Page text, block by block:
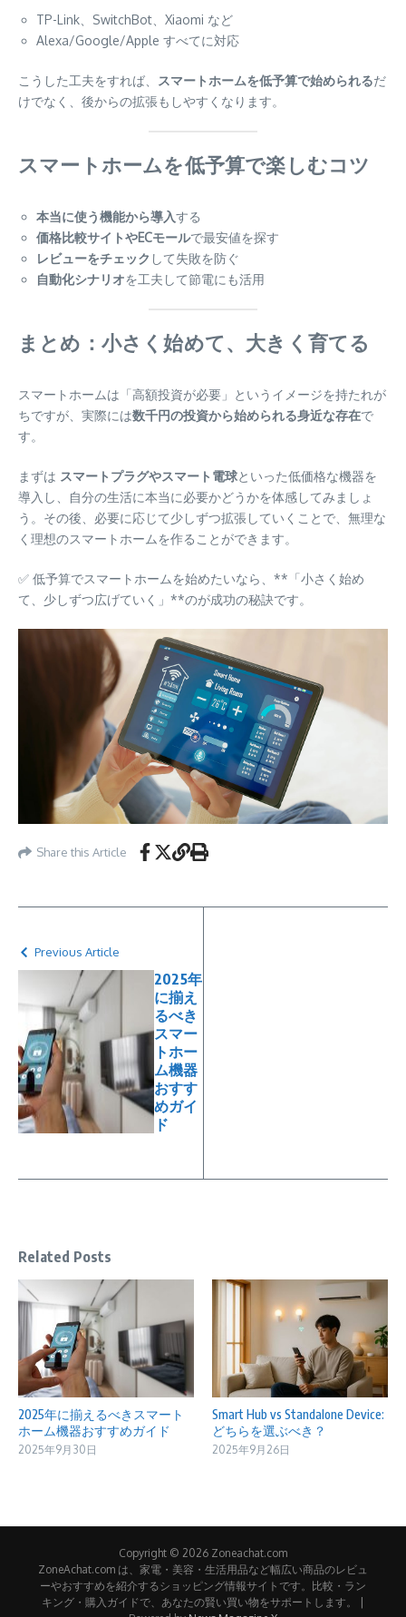
TP-Link、SwitchBot、Xiaomi など
Alexa/Google/Apple すべてに対応
こうした工夫をすれば、 スマートホームを低予算で始められるだ
けでなく、後からの拡張もしやすくなります。
スマートホームを低予算で楽しむコツ
本当に使う機能から導入する
価格比較サイトやECモールで最安値を探す
レビューをチェック して失敗を防ぐ
自動化シナリオを工夫して節電にも活用
まとめ：小さく始めて、大きく育てる
スマートホームは「高額投資が必要」というイメージを持たれが
ちですが、実際には数千円の投資から始められる身近な存在で
す。
まずは スマートプラグやスマート電球といった低価格な機器を
導入し、自分の生活に本当に必要かどうかを体感してみましょ
う。その後、必要に応じて少しずつ拡張していくことで、無理な
く理想のスマートホームを作ることができます。
✅ 低予算でスマートホームを始めたいなら、**「小さく始め
て、少しずつ広げていく」**のが成功の秘訣です。
Share this Article
Previous Article
2025年
に揃え
るべき
スマー
トホー
ム機器
おすす
めガイ
ド
Related Posts
2025年に揃えるべきスマート
ホーム機器おすすめガイド
2025年9月30日
Smart Hub vs Standalone Device:
どちらを選ぶべき？
2025年9月26日
Copyright © 2026 Zoneachat.com
ZoneAchat.com は、家電・美容・生活用品など幅広い商品のレビュ
ーやおすすめを紹介するショッピング情報サイトです。比較・ラン
キング・購入ガイドで、あなたの賢い買い物をサポートします。 |